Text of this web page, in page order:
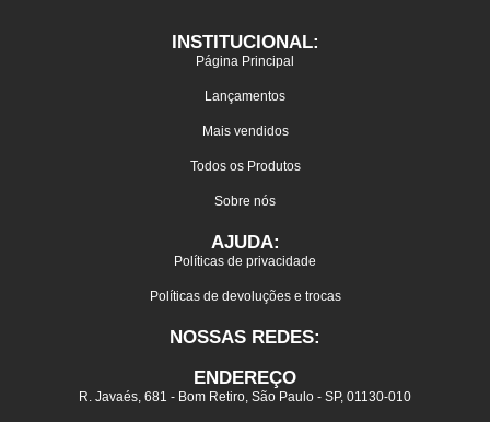
INSTITUCIONAL:
Página Principal
Lançamentos
Mais vendidos
Todos os Produtos
Sobre nós
AJUDA:
Políticas de privacidade
Políticas de devoluções e trocas
NOSSAS REDES:
ENDEREÇO
R. Javaés, 681 - Bom Retiro, São Paulo - SP, 01130-010